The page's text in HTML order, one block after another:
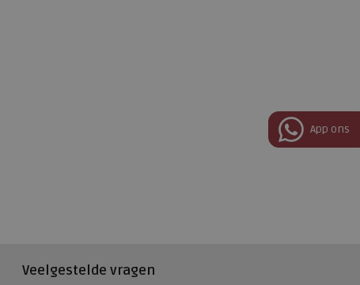
Veelgestelde vragen
App ons